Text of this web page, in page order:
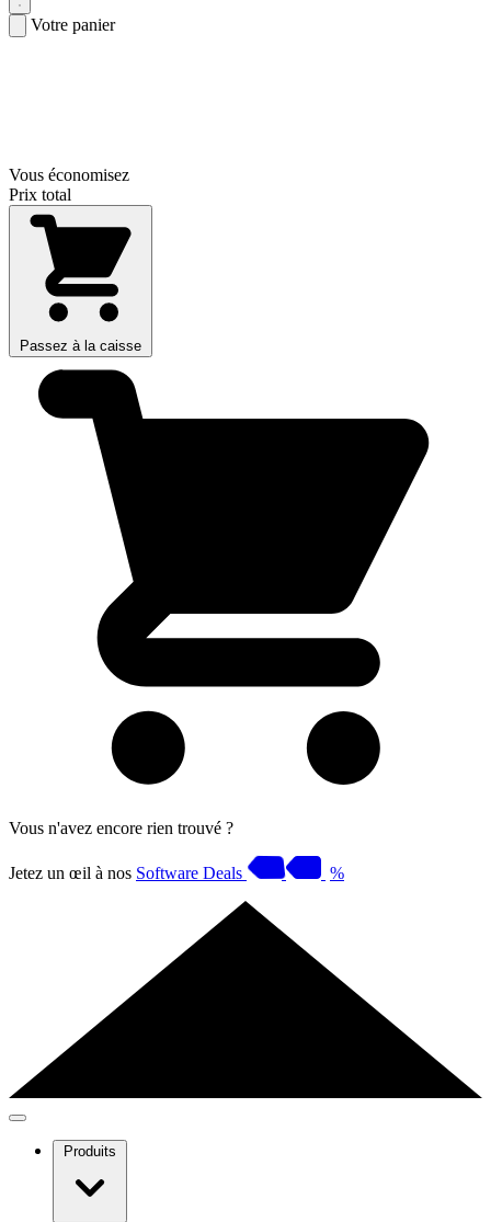
Votre panier
Vous économisez
Prix total
Passez à la caisse
Vous n'avez encore rien trouvé ?
Jetez un œil à nos Software Deals %
Produits